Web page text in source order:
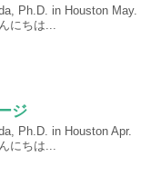
Ph.D. in Houston May.
にちは...
ジ
Ph.D. in Houston Apr.
にちは...